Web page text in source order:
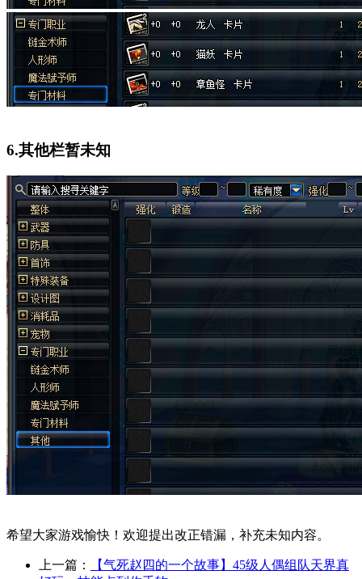
6.其他栏暂未知
希望大家游戏愉快！欢迎提出改正错漏，补充未知内容。
上一篇： 【气死赵四的一个故事】45级人偶组队天界真